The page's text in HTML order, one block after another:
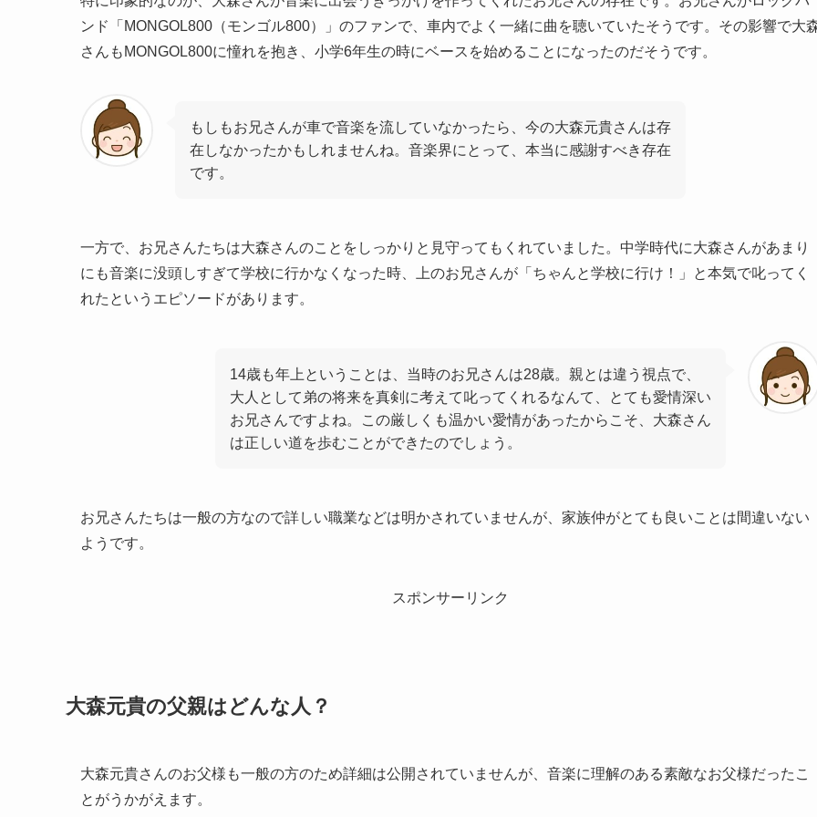
ンド「MONGOL800（モンゴル800）」のファンで、車内でよく一緒に曲を聴いていたそうです。その影響で大
さんもMONGOL800に憧れを抱き、小学6年生の時にベースを始めることになったのだそうです。
もしもお兄さんが車で音楽を流していなかったら、今の大森元貴さんは存
在しなかったかもしれませんね。音楽界にとって、本当に感謝すべき存在
です。
一方で、お兄さんたちは大森さんのことをしっかりと見守ってもくれていました。中学時代に大森さんがあまり
にも音楽に没頭しすぎて学校に行かなくなった時、上のお兄さんが「ちゃんと学校に行け！」と本気で叱ってく
れたというエピソードがあります。
14歳も年上ということは、当時のお兄さんは28歳。親とは違う視点で、
大人として弟の将来を真剣に考えて叱ってくれるなんて、とても愛情深い
お兄さんですよね。この厳しくも温かい愛情があったからこそ、大森さん
は正しい道を歩むことができたのでしょう。
お兄さんたちは一般の方なので詳しい職業などは明かされていませんが、家族仲がとても良いことは間違いない
ようです。
スポンサーリンク
大森元貴の父親はどんな人？
大森元貴さんのお父様も一般の方のため詳細は公開されていませんが、音楽に理解のある素敵なお父様だったこ
とがうかがえます。